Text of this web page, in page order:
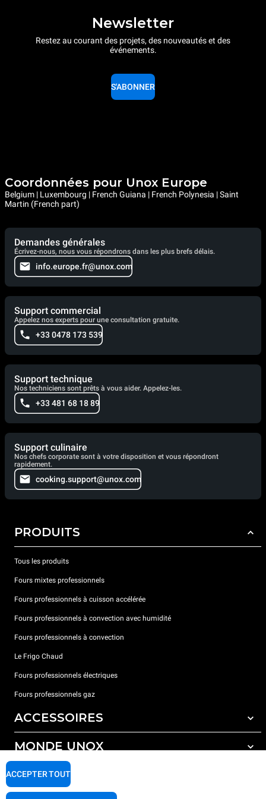
d'acheter de l'énergie
renouvelables.Greenhouse
Newsletter
Restez au courant des projets, des nouveautés et des
événements.
S'ABONNER
Coordonnées pour Unox Europe
Belgium | Luxembourg | French Guiana | French Polynesia | Saint
Martin (French part)
Demandes générales
Écrivez-nous, nous vous répondrons dans les plus brefs délais.
info.europe.fr@unox.com
Support commercial
Appelez nos experts pour une consultation gratuite.
+33 0478 173 539
Support technique
Nos techniciens sont prêts à vous aider. Appelez-les.
+33 481 68 18 89
Support culinaire
Nos chefs corporate sont à votre disposition et vous répondront
rapidement.
cooking.support@unox.com
PRODUITS
Tous les produits
Fours mixtes professionnels
Fours professionnels à cuisson accélérée
Fours professionnels à convection avec humidité
Fours professionnels à convection
Le Frigo Chaud
Fours professionnels électriques
Fours professionnels gaz
ACCESSOIRES
Tous les accessoires
Détergents pour lavage automatique
Détergents pour lavage manuel
MONDE UNOX
Nos bureaux dans le monde
SUPPORT
ACCEPTER TOUT